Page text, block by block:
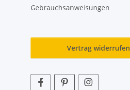
Gebrauchsanweisungen
Vertrag widerrufen